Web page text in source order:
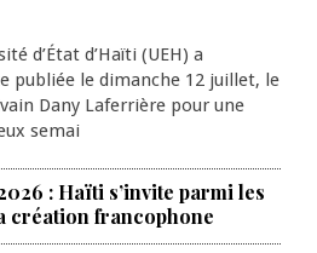
d’État d’Haïti (UEH) a
publiée le dimanche 12 juillet, le
Dany Laferrière pour une
semai
: Haïti s’invite parmi les
création francophone